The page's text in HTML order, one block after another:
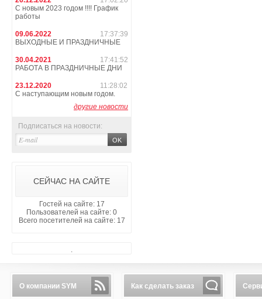
С новым 2023 годом !!!! График
работы
09.06.2022
17:37:39
ВЫХОДНЫЕ И ПРАЗДНИЧНЫЕ
30.04.2021
17:41:52
РАБОТА В ПРАЗДНИЧНЫЕ ДНИ
23.12.2020
11:28:02
С наступающим новым годом.
другие новости
Подписаться на новости:
СЕЙЧАС НА САЙТЕ
Гостей на сайте: 17
Пользователей на сайте: 0
Всего посетителей на сайте: 17
.
О компании SYM Как сделать заказ